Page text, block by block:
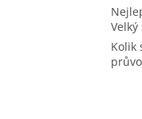
Kolik